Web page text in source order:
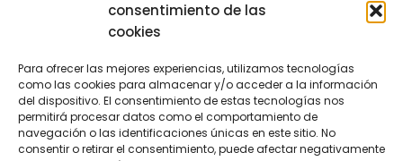
consentimiento de las
cookies
Para ofrecer las mejores experiencias, utilizamos tecnologías
como las cookies para almacenar y/o acceder a la información
del dispositivo. El consentimiento de estas tecnologías nos
permitirá procesar datos como el comportamiento de
navegación o las identificaciones únicas en este sitio. No
consentir o retirar el consentimiento, puede afectar negativamente
Suscríbete a nuestra Newsletter